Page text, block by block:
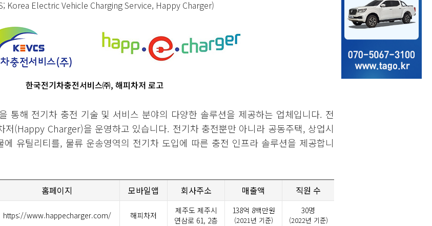
Korea Electric Vehicle Charging Service, Happy Charger)
한국전기차충전서비스㈜, 해피차저 로고
통해 전기차 충전 기술 및 서비스 분야의 다양한 솔루션을 제공하는 업체입니다. 전
저(Happy Charger)을 운영하고 있습니다. 전기차 충전뿐만 아니라 공동주택, 상업시
유틸리티를, 물류 운송영역의 전기차 도입에 따른 충전 인프라 솔루션을 제공합니
홈페이지 모바일앱 회사주소 매출액 직원 수
https://www.happecharger.com/ 해피차저
제주도 제주시
연삼로 61, 2층
138억 8백만원
(2021년 기준)
30명
(2022년 기준)